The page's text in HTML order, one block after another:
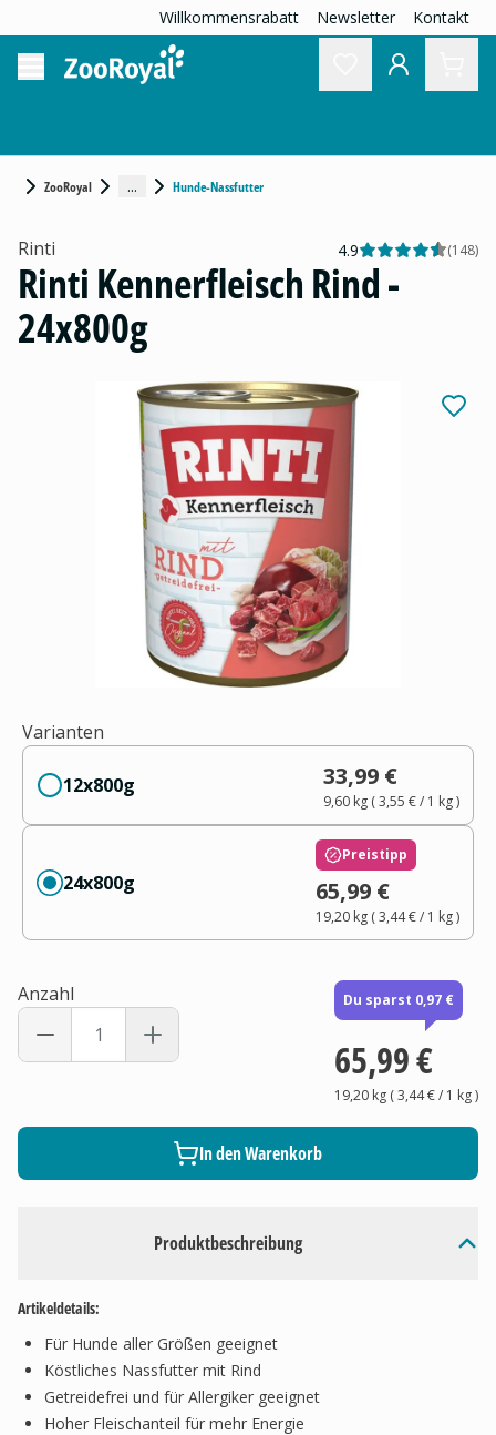
Willkommensrabatt Newsletter Kontakt
ZooRoyal ... Hunde-Nassfutter
Produktbeschreibung
Artikeldetails:
Für Hunde aller Größen geeignet
Köstliches Nassfutter mit Rind
Getreidefrei und für Allergiker geeignet
Hoher Fleischanteil für mehr Energie
Rinti 4.9 (148)
Rinti Kennerfleisch Rind -
24x800g
Varianten
12x800g 33,99 €
9,60 kg(3,55 €/ 1 kg)
24x800g
Preistipp
65,99 €
19,20 kg(3,44 €/ 1 kg)
Anzahl Du sparst 0,97 €
65,99 €
19,20 kg(3,44 €/ 1 kg)
In den Warenkorb